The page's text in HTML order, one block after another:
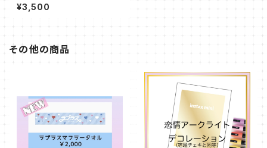
¥3,500
その他の商品